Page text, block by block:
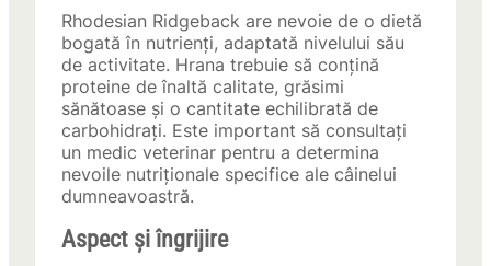
Rhodesian Ridgeback are nevoie de o dietă
bogată în nutrienți, adaptată nivelului său
de activitate. Hrana trebuie să conțină
proteine de înaltă calitate, grăsimi
sănătoase și o cantitate echilibrată de
carbohidrați. Este important să consultați
un medic veterinar pentru a determina
nevoile nutriționale specifice ale câinelui
dumneavoastră.
Aspect și îngrijire